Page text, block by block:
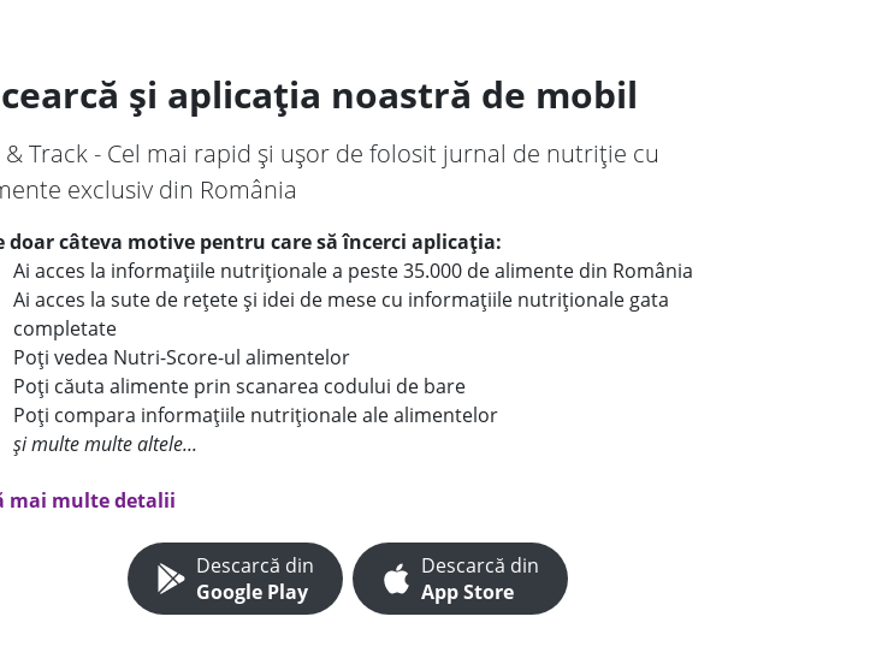
și aplicația noastră de mobil
& Track - Cel mai rapid și ușor de folosit jurnal de nutriție cu
exclusiv din România
doar câteva motive pentru care să încerci aplicația:
Ai acces la informațiile nutriționale a peste 35.000 de alimente din România
Ai acces la sute de rețete și idei de mese cu informațiile nutriționale gata
completate
Poți vedea Nutri-Score-ul alimentelor
Poți căuta alimente prin scanarea codului de bare
Poți compara informațiile nutriționale ale alimentelor
și multe multe altele...
mai multe detalii
Descarcă din
Google Play
Descarcă din
App Store